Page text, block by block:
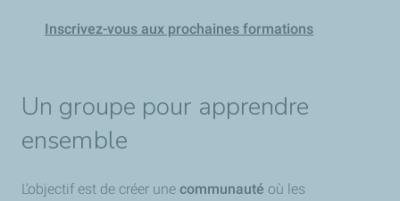
Inscrivez-vous aux prochaines formations
Un groupe pour apprendre
ensemble
L’objectif est de créer une communauté où les